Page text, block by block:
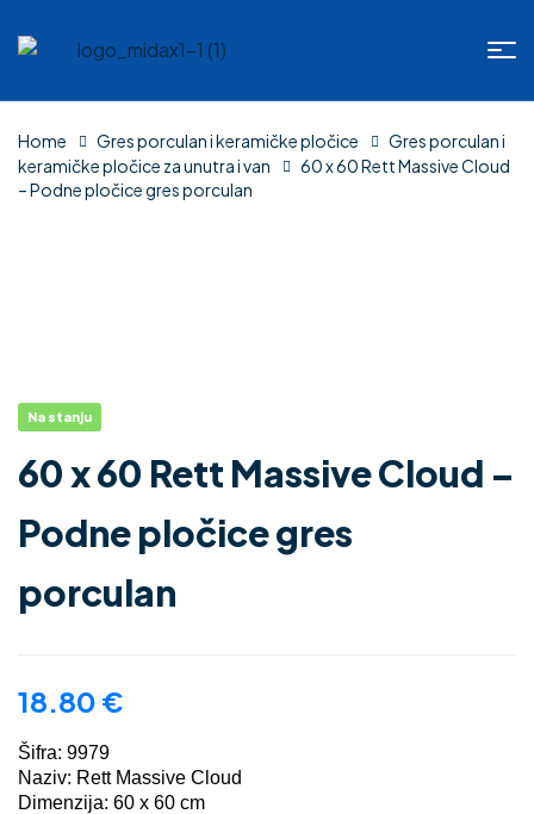
Home Gres porculan i keramičke pločice
Gres porculan i
keramičke pločice za unutra i van
60 x 60 Rett Massive Cloud
– Podne pločice gres porculan
Na stanju
60 x 60 Rett Massive Cloud –
Podne pločice gres
porculan
18.80 €
Šifra: 9979
Naziv: Rett Massive Cloud
Dimenzija: 60 x 60 cm